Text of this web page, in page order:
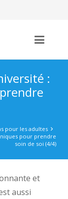
:
pour les adultes
pour prendre
soin de soi (4/4)
et
aussi